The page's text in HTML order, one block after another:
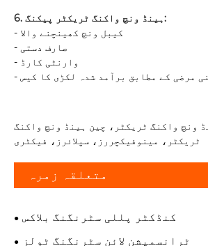
6. ہینڈ ونچ واکنگ ٹریکٹر پیکنگ:
- کیبل ونچ کھینچنے والا
- صارف دستی
- وارنٹی کارڈ
مرضی کے مطابق برآمد شدہ لکڑی کا کیس
ونچ واکنگ ٹریکٹر، چین ہینڈ ونچ واکنگ
ٹریکٹر، مینوفیکچررز، سپلائرز، فیکٹری
متعلقہ زمرہ
کنڈکٹر پللی سٹرنگنگ بلاکس
ٹرانسمیشن لائن سٹرنگنگ ٹولز